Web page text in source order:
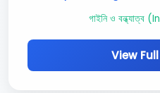
গাইনি ও বন্ধ্যাত্ব
View